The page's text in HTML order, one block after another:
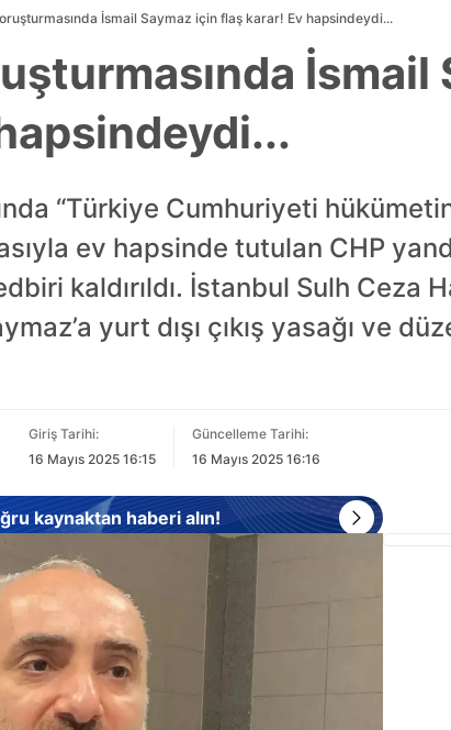
İsmail Saymaz için flaş karar! Ev hapsindeydi...
İsmail
“Türkiye Cumhuriyeti
ev hapsinde tutulan CHP
kaldırıldı. İstanbul Sulh Ceza
yurt dışı çıkış yasağı ve
Giriş Tarihi:
16 Mayıs 2025 16:15
Güncelleme Tarihi:
16 Mayıs 2025 16:16
kaynaktan haberi alın!